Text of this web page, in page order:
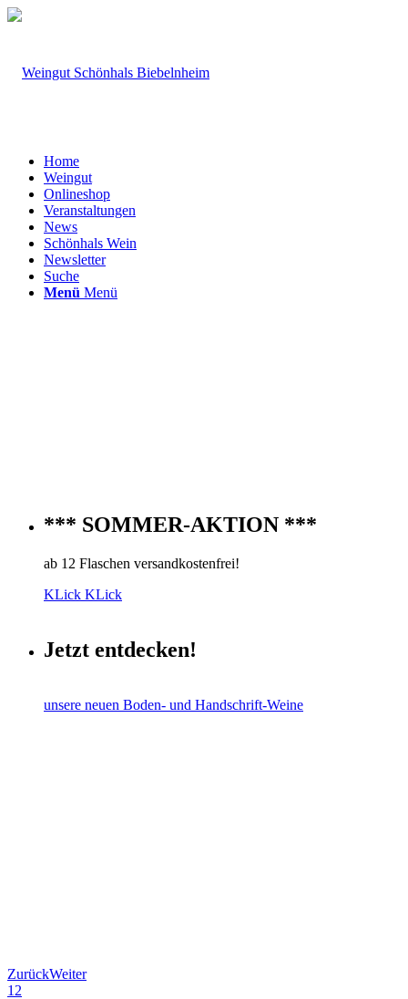
Home
Weingut
Onlineshop
Veranstaltungen
News
Schönhals Wein
Newsletter
Suche
Menü Menü
*** SOMMER-AKTION ***
ab 12 Flaschen versandkostenfrei!
KLick KLick
Jetzt entdecken!
unsere neuen Boden- und Handschrift-Weine
ZurückWeiter
1 2